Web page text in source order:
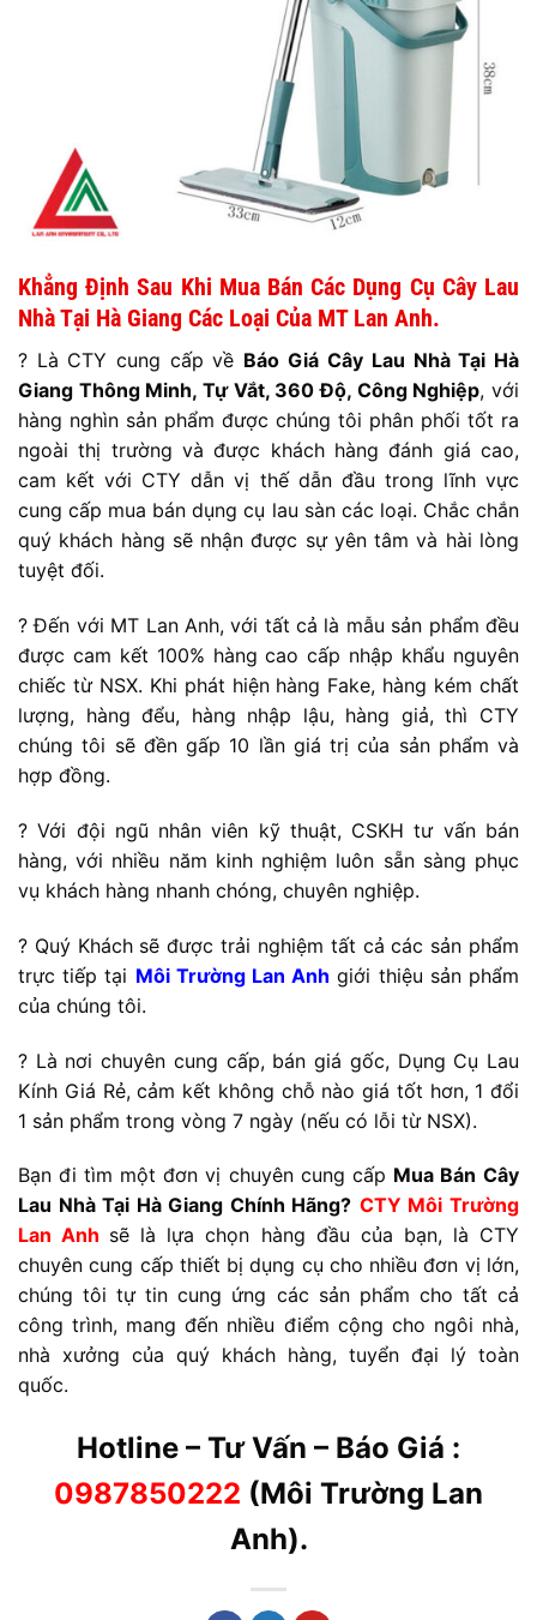
Khẳng Định Sau Khi Mua Bán Các Dụng Cụ Cây Lau
Nhà Tại Hà Giang Các Loại Của MT Lan Anh.
? Là CTY cung cấp về Báo Giá Cây Lau Nhà Tại Hà
Giang Thông Minh, Tự Vắt, 360 Độ, Công Nghiệp, với
hàng nghìn sản phẩm được chúng tôi phân phối tốt ra
ngoài thị trường và được khách hàng đánh giá cao,
cam kết với CTY dẫn vị thế dẫn đầu trong lĩnh vực
cung cấp mua bán dụng cụ lau sàn các loại. Chắc chắn
quý khách hàng sẽ nhận được sự yên tâm và hài lòng
tuyệt đối.
? Đến với MT Lan Anh, với tất cả là mẫu sản phẩm đều
được cam kết 100% hàng cao cấp nhập khẩu nguyên
chiếc từ NSX. Khi phát hiện hàng Fake, hàng kém chất
lượng, hàng đểu, hàng nhập lậu, hàng giả, thì CTY
chúng tôi sẽ đền gấp 10 lần giá trị của sản phẩm và
hợp đồng.
? Với đội ngũ nhân viên kỹ thuật, CSKH tư vấn bán
hàng, với nhiều năm kinh nghiệm luôn sẵn sàng phục
vụ khách hàng nhanh chóng, chuyên nghiệp.
? Quý Khách sẽ được trải nghiệm tất cả các sản phẩm
trực tiếp tại Môi Trường Lan Anh giới thiệu sản phẩm
của chúng tôi.
? Là nơi chuyên cung cấp, bán giá gốc, Dụng Cụ Lau
Kính Giá Rẻ, cảm kết không chỗ nào giá tốt hơn, 1 đổi
1 sản phẩm trong vòng 7 ngày (nếu có lỗi từ NSX).
Bạn đi tìm một đơn vị chuyên cung cấp Mua Bán Cây
Lau Nhà Tại Hà Giang Chính Hãng? CTY Môi Trường
Lan Anh sẽ là lựa chọn hàng đầu của bạn, là CTY
chuyên cung cấp thiết bị dụng cụ cho nhiều đơn vị lớn,
chúng tôi tự tin cung ứng các sản phẩm cho tất cả
công trình, mang đến nhiều điểm cộng cho ngôi nhà,
nhà xưởng của quý khách hàng, tuyển đại lý toàn
quốc.
Hotline – Tư Vấn – Báo Giá :
0987850222 (Môi Trường Lan
Anh).